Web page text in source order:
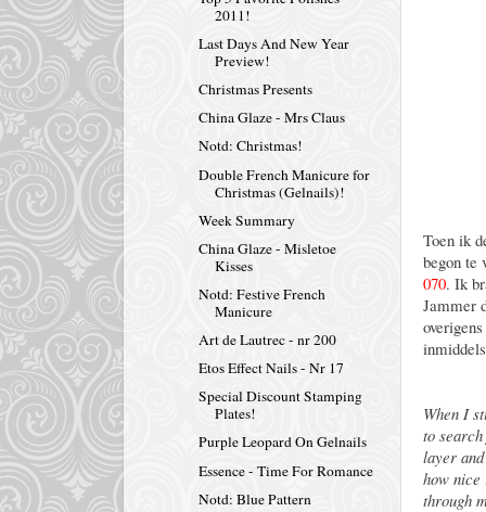
Toen ik
begon te
070. Ik
Jammer
When I
to
layer
how nice
through
2011!
Last Days And New Year
Preview!
Christmas Presents
China Glaze - Mrs Claus
Notd: Christmas!
Double French Manicure for
Christmas (Gelnails)!
Week Summary
China Glaze - Misletoe
Kisses
Notd: Festive French
Manicure
Art de Lautrec - nr 200
Etos Effect Nails - Nr 17
Special Discount Stamping
Plates!
Purple Leopard On Gelnails
Essence - Time For Romance
Notd: Blue Pattern